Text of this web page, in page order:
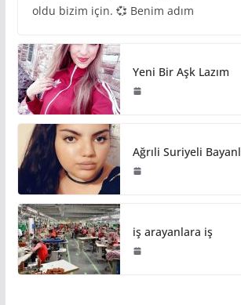
oldu bizim için. 💞 Benim adım
Yeni Bir Aşk Lazım
Ağrıli Suriyeli
iş arayanlara iş